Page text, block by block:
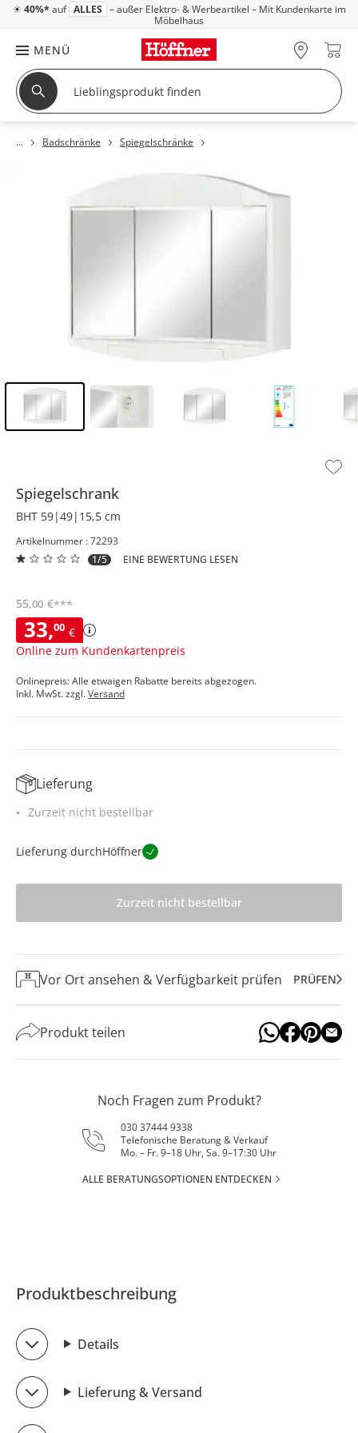
☀ 40%* auf ALLES – außer Elektro- & Werbeartikel – Mit Kundenkarte im
Möbelhaus
MENÜ
Badschränke Spiegelschränke
Spiegelschrank
BHT 59|49|15,5 cm
Artikelnummer : 72293
1/5
EINE BEWERTUNG LESEN
33,00 €
Online zum Kundenkartenpreis
55,00 €***
Onlinepreis: Alle etwaigen Rabatte bereits abgezogen.
Inkl. MwSt. zzgl.Versand
Lieferung
Zurzeit nicht bestellbar
Lieferung durchHöffner
Zurzeit nicht bestellbar
Vor Ort ansehen & Verfügbarkeit prüfen PRÜFEN
Produkt teilen
Noch Fragen zum Produkt?
030 37444 9338
Telefonische Beratung & Verkauf
Mo. – Fr. 9–18 Uhr, Sa. 9–17:30 Uhr
ALLE BERATUNGSOPTIONEN ENTDECKEN
Produktbeschreibung
Details
Lieferung & Versand